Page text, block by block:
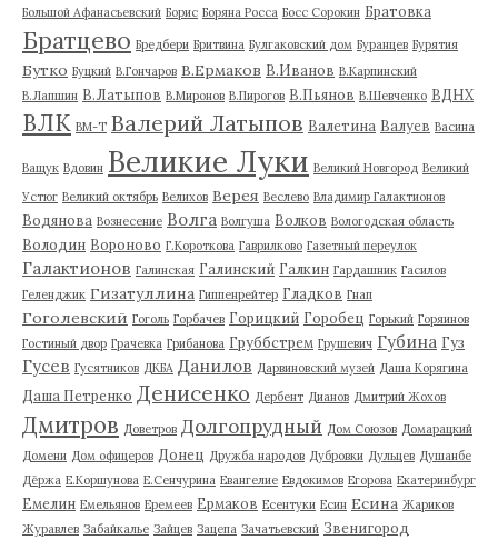
Большой Афанасьевский Борис Боряна Росса Босс Сорокин Братовка
Братцево Бредбери Бритвина Булгаковский дом Буранцев Бурятия
Бутко Буцкий В.Гончаров В.Ермаков В.Иванов В.Карпинский
В.Лапшин В.Латыпов В.Миронов В.Пирогов В.Пьянов В.Шевченко ВДНХ
ВЛК ВМ-Т Валерий Латыпов Валетина Валуев Васина
Ващук Вдовин Великие Луки Великий Новгород Великий
Устюг Великий октябрь Велихов Верея Веслево Владимир Галактионов
Водянова Вознесение Волга Волгуша Волков Вологодская область
Володин Вороново Г.Короткова Гаврилково Газетный переулок
Галактионов Галинская Галинский Галкин Гардашник Гасилов
Геленджик Гизатуллина Гиппенрейтер Гладков Гнап
Гоголевский Гоголь Горбачев Горицкий Горобец Горький Горяинов
Гостиный двор Грачевка Грибанова Груббстрем Грушевич Губина Гуз
Гусев Гусятников ДКБА Данилов Дарвиновский музей Даша Корягина
Даша Петренко Денисенко Дербент Дианов Дмитрий Жохов
Дмитров Доветров Долгопрудный Дом Союзов Домарацкий
Домени Дом офицеров Донец Дружба народов Дубровки Дульцев Душанбе
Дёржа Е.Коршунова Е.Сенчурина Евангелие Евдокимов Егорова Екатеринбург
Емелин Емельянов Еремеев Ермаков Есентуки Есин Есина Жариков
Журавлев Забайкалье Зайцев Зацепа Зачатьевский Звенигород